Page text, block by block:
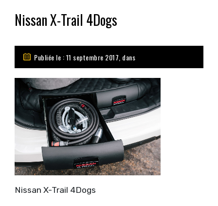
Nissan X-Trail 4Dogs
Publiée le : 11 septembre 2017, dans
Nissan X-Trail 4Dogs